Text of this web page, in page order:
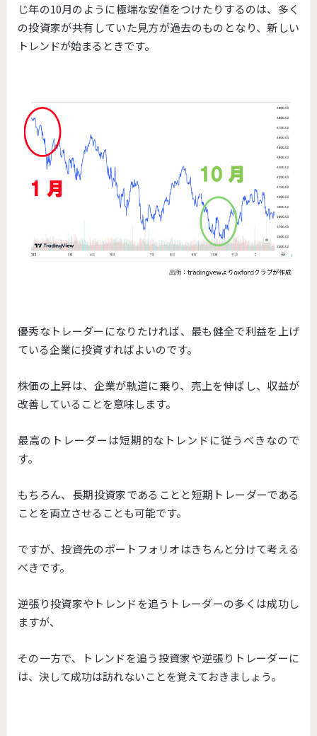
じ年の10月のように極端な安値をつけたりするのは、多く
の投資家が共有していた見方が過去のものとなり、新しい
トレンドが始まるときです。
優秀なトレーダーになりたければ、最も健全で利益を上げ
ている企業に投資すればよいのです。
株価の上昇は、企業が軌道に乗り、売上を伸ばし、収益が
改善していることを意味します。
最高のトレーダーは短期的なトレンドに従うべきなので
す。
もちろん、長期投資家であることと短期トレーダーである
ことを両立させることも可能です。
ですが、投資先のポートフォリオはきちんと分けて考える
べきです。
逆張り投資家やトレンドを追うトレーダーの多くは成功し
ますが、
その一方で、トレンドを追う投資家や逆張りトレーダーに
は、決して成功は訪れないことを覚えておきましょう。